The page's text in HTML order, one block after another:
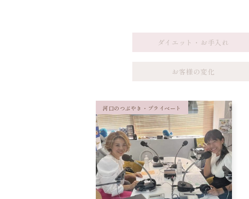
ダイエット・お手入れ
お客様の変化
河口のつぶやき・プライベート